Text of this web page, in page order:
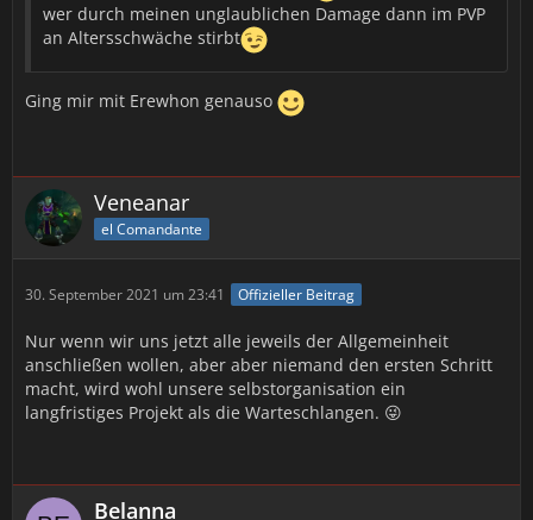
wer durch meinen unglaublichen Damage dann im PVP
an Altersschwäche stirbt
Ging mir mit Erewhon genauso
Veneanar
el Comandante
30. September 2021 um 23:41 Offizieller Beitrag
Nur wenn wir uns jetzt alle jeweils der Allgemeinheit
anschließen wollen, aber aber niemand den ersten Schritt
macht, wird wohl unsere selbstorganisation ein
langfristiges Projekt als die Warteschlangen. 😜
Belanna